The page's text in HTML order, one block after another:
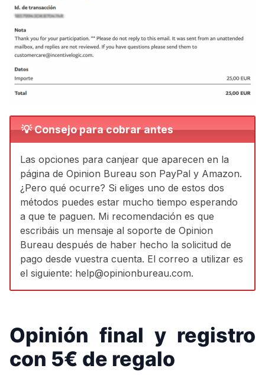
💡 Consejo para cobrar antes
Las opciones para canjear que aparecen en la
página de Opinion Bureau son PayPal y Amazon.
¿Pero qué ocurre? Si eliges uno de estos dos
métodos puedes estar mucho tiempo esperando
a que te paguen. Mi recomendación es que
escribáis un mensaje al soporte de Opinion
Bureau después de haber hecho la solicitud de
pago desde vuestra cuenta. El correo a utilizar es
el siguiente: help@opinionbureau.com.
Opinión final y registro
con 5€ de regalo